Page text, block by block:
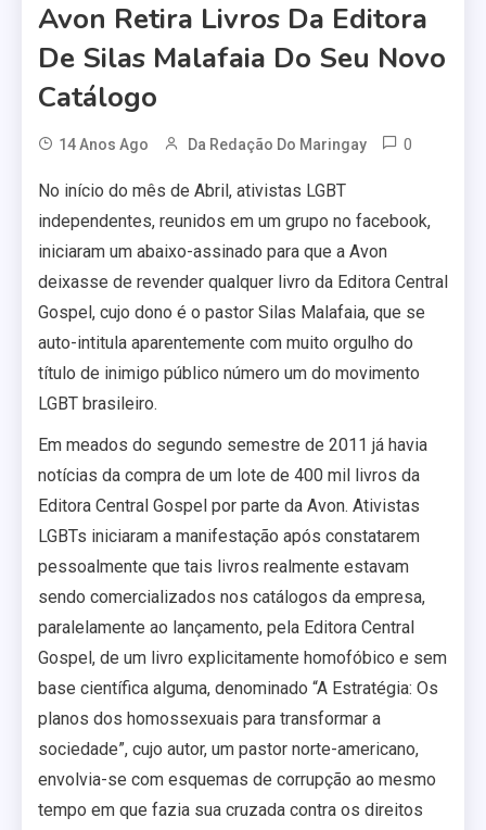
Avon Retira Livros Da Editora
De Silas Malafaia Do Seu Novo
Catálogo
14 Anos Ago Da Redação Do Maringay 0
No início do mês de Abril, ativistas LGBT
independentes, reunidos em um grupo no facebook,
iniciaram um abaixo-assinado para que a Avon
deixasse de revender qualquer livro da Editora Central
Gospel, cujo dono é o pastor Silas Malafaia, que se
auto-intitula aparentemente com muito orgulho do
título de inimigo público número um do movimento
LGBT brasileiro.
Em meados do segundo semestre de 2011 já havia
notícias da compra de um lote de 400 mil livros da
Editora Central Gospel por parte da Avon. Ativistas
LGBTs iniciaram a manifestação após constatarem
pessoalmente que tais livros realmente estavam
sendo comercializados nos catálogos da empresa,
paralelamente ao lançamento, pela Editora Central
Gospel, de um livro explicitamente homofóbico e sem
base científica alguma, denominado “A Estratégia: Os
planos dos homossexuais para transformar a
sociedade”, cujo autor, um pastor norte-americano,
envolvia-se com esquemas de corrupção ao mesmo
tempo em que fazia sua cruzada contra os direitos